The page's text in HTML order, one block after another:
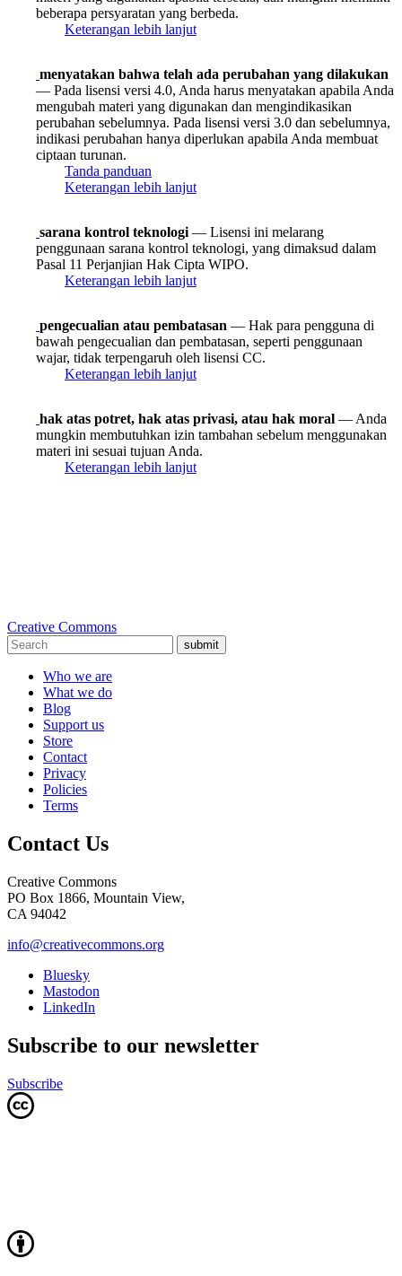
beberapa persyaratan yang berbeda.
Keterangan lebih lanjut
menyatakan bahwa telah ada perubahan yang dilakukan
— Pada lisensi versi 4.0, Anda harus menyatakan apabila Anda
mengubah materi yang digunakan dan mengindikasikan
perubahan sebelumnya. Pada lisensi versi 3.0 dan sebelumnya,
indikasi perubahan hanya diperlukan apabila Anda membuat
ciptaan turunan.
Tanda panduan
Keterangan lebih lanjut
sarana kontrol teknologi — Lisensi ini melarang
penggunaan sarana kontrol teknologi, yang dimaksud dalam
Pasal 11 Perjanjian Hak Cipta WIPO.
Keterangan lebih lanjut
pengecualian atau pembatasan — Hak para pengguna di
bawah pengecualian dan pembatasan, seperti penggunaan
wajar, tidak terpengaruh oleh lisensi CC.
Keterangan lebih lanjut
hak atas potret, hak atas privasi, atau hak moral — Anda
mungkin membutuhkan izin tambahan sebelum menggunakan
materi ini sesuai tujuan Anda.
Keterangan lebih lanjut
Creative Commons
submit
Who we are
What we do
Blog
Support us
Store
Contact
Privacy
Policies
Terms
Contact Us
Creative Commons
PO Box 1866, Mountain View,
CA 94042
info@creativecommons.org
Bluesky
Mastodon
LinkedIn
Subscribe to our newsletter
Subscribe